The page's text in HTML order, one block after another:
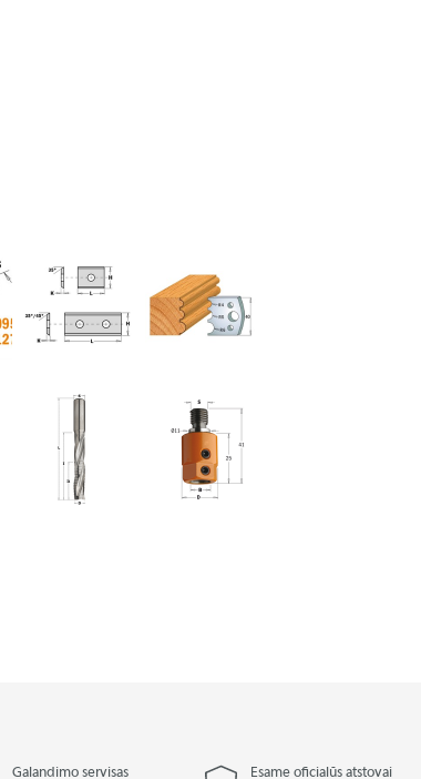
Galandimo servisas Esame oficialūs atstovai